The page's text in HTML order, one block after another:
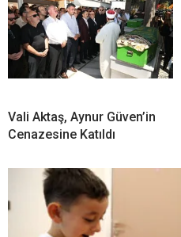
Vali Aktaş, Aynur Güven’in
Cenazesine Katıldı